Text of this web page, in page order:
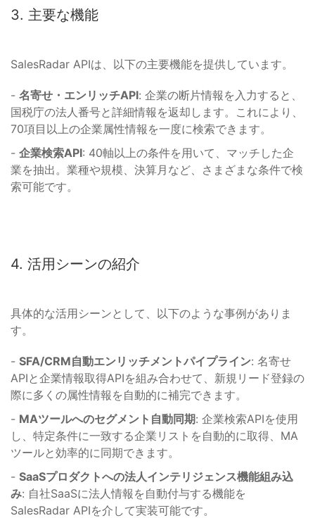
3. 主要な機能
SalesRadar APIは、以下の主要機能を提供しています。
- 名寄せ・エンリッチAPI: 企業の断片情報を入力すると、
国税庁の法人番号と詳細情報を返却します。これにより、
70項目以上の企業属性情報を一度に検索できます。
- 企業検索API: 40軸以上の条件を用いて、マッチした企
業を抽出。業種や規模、決算月など、さまざまな条件で検
索可能です。
4. 活用シーンの紹介
具体的な活用シーンとして、以下のような事例がありま
す。
- SFA/CRM自動エンリッチメントパイプライン: 名寄せ
APIと企業情報取得APIを組み合わせて、新規リード登録の
際に多くの属性情報を自動的に補完できます。
- MAツールへのセグメント自動同期: 企業検索APIを使用
し、特定条件に一致する企業リストを自動的に取得、MA
ツールと効率的に同期できます。
- SaaSプロダクトへの法人インテリジェンス機能組み込
み: 自社SaaSに法人情報を自動付与する機能を
SalesRadar APIを介して実装可能です。